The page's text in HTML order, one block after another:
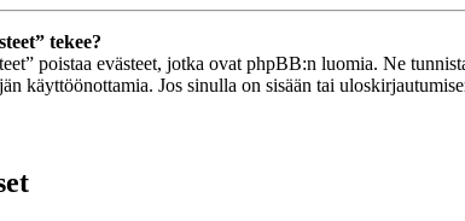
tekee?
poistaa evästeet, jotka ovat phpBB:n luomia. Ne
käyttöönottamia. Jos sinulla on sisään tai